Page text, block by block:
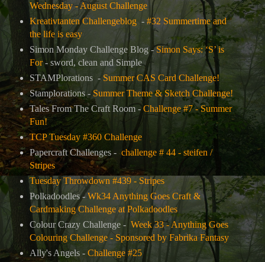
Wednesday - August Challenge
Kreativtanten Challengeblog- #32 Summertime and
the life is easy
Simon Monday Challenge Blog -Simon Says: ‘S’ is
For- sword, clean and Simple
STAMPlorations - Summer CAS Card Challenge!
Stamplorations - Summer Theme & Sketch Challenge!
Tales From The Craft Room -Challenge #7 - Summer
Fun!
TCP Tuesday #360 Challenge
Papercraft Challenges - challenge # 44 - steifen /
Stripes
Tuesday Throwdown #439 - Stripes
Polkadoodles -Wk34 Anything Goes Craft &
Cardmaking Challenge at Polkadoodles
Colour Crazy Challenge - Week 33 - Anything Goes
Colouring Challenge - Sponsored by Fabrika Fantasy
Ally's Angels - Challenge #25